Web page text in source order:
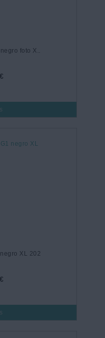
foto X..
XL 202